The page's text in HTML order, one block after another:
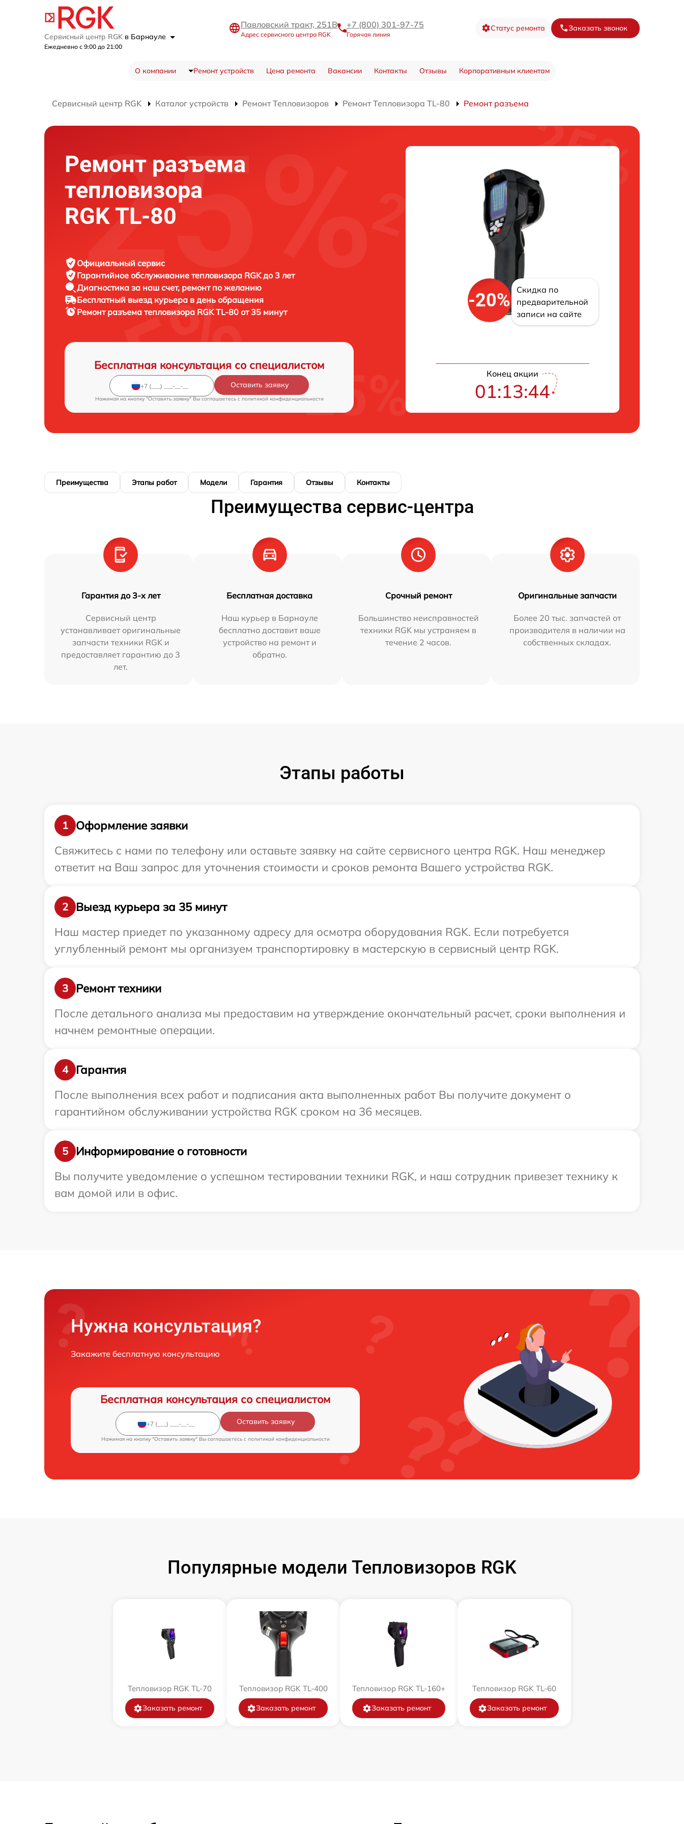
Сервисный центр RGK в Барнауле
Ежедневно с 9:00 до 21:00
Павловский тракт, 251В
Адрес сервисного центра RGK
+7 (800) 301-97-75
Горячая линия
Статус ремонта Заказать звонок
О компании Ремонт устройств Цена ремонта Вакансии Контакты Отзывы Корпоративным клиентам
Сервисный центр RGK Каталог устройств Ремонт Тепловизоров Ремонт Тепловизора TL-80 Ремонт разъема
Ремонт разъема
тепловизора
RGK TL-80
Официальный сервис
Гарантийное обслуживание тепловизора RGK до 3 лет
Диагностика за наш счет, ремонт по желанию
Бесплатный выезд курьера в день обращения
Ремонт разъема тепловизора RGK TL-80 от 35 минут
Бесплатная консультация со специалистом
Оставить заявку
Нажимая на кнопку "Оставить заявку" Вы соглашаетесь c политикой конфиденциальности
-20%
Скидка по
предварительной
записи на сайте
Конец акции
01:13:43
Преимущества Этапы работ Модели Гарантия Отзывы Контакты
Преимущества сервис-центра
Гарантия до 3-х лет
Сервисный центр
устанавливает оригинальные
запчасти техники RGK и
предоставляет гарантию до 3
лет.
Бесплатная доставка
Наш курьер в Барнауле
бесплатно доставит ваше
устройство на ремонт и
обратно.
Срочный ремонт
Большинство неисправностей
техники RGK мы устраняем в
течение 2 часов.
Оригинальные запчасти
Более 20 тыс. запчастей от
производителя в наличии на
собственных складах.
Этапы работы
1
Оформление заявки
Свяжитесь с нами по телефону или оставьте заявку на сайте сервисного центра RGK. Наш менеджер
ответит на Ваш запрос для уточнения стоимости и сроков ремонта Вашего устройства RGK.
2
Выезд курьера за 35 минут
Наш мастер приедет по указанному адресу для осмотра оборудования RGK. Если потребуется
углубленный ремонт мы организуем транспортировку в мастерскую в сервисный центр RGK.
3
Ремонт техники
После детального анализа мы предоставим на утверждение окончательный расчет, сроки выполнения и
начнем ремонтные операции.
4
Гарантия
После выполнения всех работ и подписания акта выполненных работ Вы получите документ о
гарантийном обслуживании устройства RGK сроком на 36 месяцев.
5
Информирование о готовности
Вы получите уведомление о успешном тестировании техники RGK, и наш сотрудник привезет технику к
вам домой или в офис.
Нужна консультация?
Закажите бесплатную консультацию
Бесплатная консультация со специалистом
Оставить заявку
Нажимая на кнопку "Оставить заявку" Вы соглашаетесь c политикой конфиденциальности
Популярные модели Тепловизоров RGK
Тепловизор RGK TL-70
Заказать ремонт
Тепловизор RGK TL-400
Заказать ремонт
Тепловизор RGK TL-160+
Заказать ремонт
Тепловизор RGK TL-60
Заказать ремонт